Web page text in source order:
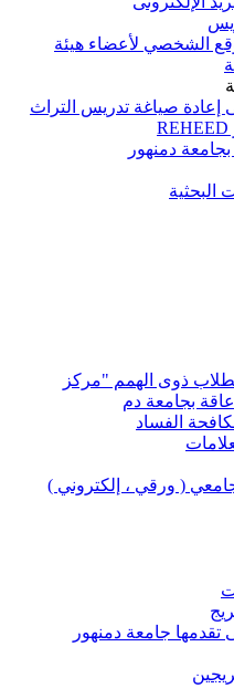
الشخصي لأعضاء هيئة
صياغة تدريس التراث
دمنهور
البحثية
ذوى الهمم "مركز
بجامعة دم
الفساد
( ورقي ، إلكتروني )
تقدمها جامعة دمنهور